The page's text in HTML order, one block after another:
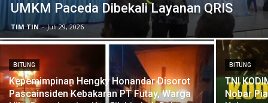
UMKM Paceda Dibekali Layanan QRIS
TIM TIN - Juli 29, 2026
BITUNG
Kepemimpinan Hengky Honandar Disorot
Pascainsiden Kebakaran PT Futay, Warga
BITUNG
TNI
Nobar